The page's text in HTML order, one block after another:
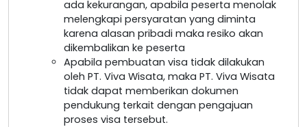
ada kekurangan, apabila peserta menolak
melengkapi persyaratan yang diminta
karena alasan pribadi maka resiko akan
dikembalikan ke peserta
Apabila pembuatan visa tidak dilakukan
oleh PT. Viva Wisata, maka PT. Viva Wisata
tidak dapat memberikan dokumen
pendukung terkait dengan pengajuan
proses visa tersebut.